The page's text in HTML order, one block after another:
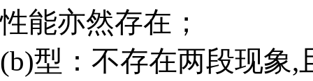
性能亦然存在；
(b)型：不存在两段现象,